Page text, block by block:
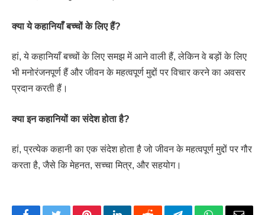
क्या ये कहानियाँ बच्चों के लिए हैं?
हां, ये कहानियाँ बच्चों के लिए समझ में आने वाली हैं, लेकिन वे बड़ों के लिए
भी मनोरंजनपूर्ण हैं और जीवन के महत्वपूर्ण मुद्दों पर विचार करने का अवसर
प्रदान करती हैं।
क्या इन कहानियों का संदेश होता है?
हां, प्रत्येक कहानी का एक संदेश होता है जो जीवन के महत्वपूर्ण मुद्दों पर गौर
करता है, जैसे कि मेहनत, सच्चा मित्र, और सहयोग।